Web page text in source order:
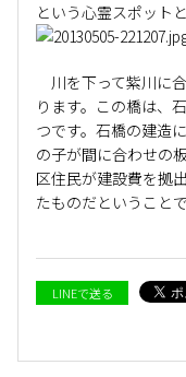
という心霊スポット
川を下って紫川に
ります。この橋は、
つです。石橋の建造
の子が間に合わせの
区住民が建設費を拠
たものだということ
LINEで送る